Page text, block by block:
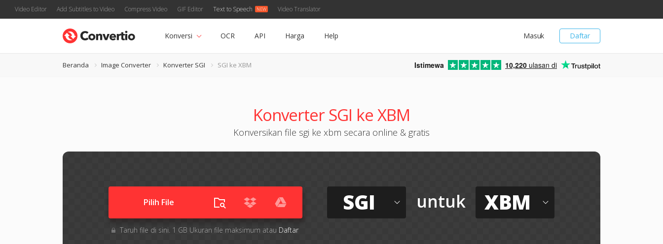
Video Editor Add Subtitles to Video Compress Video GIF Editor Text to Speech Video Translator
Daftar
Masuk
Konversi OCR API Harga Help
Beranda Image Converter Konverter SGI SGI ke XBM Istimewa 10,220 ulasan di
Konverter SGI ke XBM
Konversikan file sgi ke xbm secara online & gratis
Pilih File
Taruh file di sini. 1 GB Ukuran file maksimum atau Daftar
SGI untuk XBM